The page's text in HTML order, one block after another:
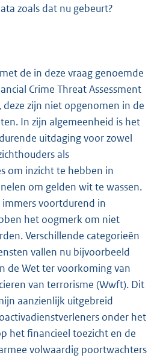
zoals dat nu gebeurt?
de in deze vraag genoemde
Crime Threat Assessment
zijn niet opgenomen in de
In zijn algemeenheid is het
uitdaging voor zowel
als
om inzicht te hebben in
om gelden wit te wassen.
immers voortdurend in
het oogmerk om niet
Verschillende categorieën
vallen nu bijvoorbeeld
de Wet ter voorkoming van
van terrorisme (Wwft). Dit
aanzienlijk uitgebreid
onder het
het financieel toezicht en de
volwaardig poortwachters